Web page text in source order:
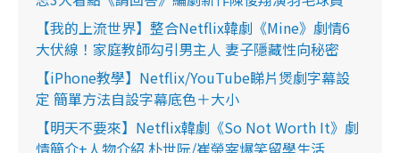
【我的上流世界】整合Netflix韓劇《Mine》劇情6
大伏線！家庭教師勾引男主人 妻子隱藏性向秘密
【iPhone教學】Netflix/YouTube睇片煲劇字幕設
定 簡單方法自設字幕底色＋大小
【明天不要來】Netflix韓劇《So Not Worth It》劇
情簡介+人物介紹 朴世阮/崔榮宰爆笑留學生活